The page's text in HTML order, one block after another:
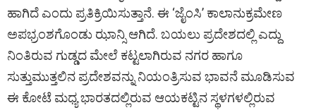
ಹಾಗಿದೆ ಎಂದು ಪ್ರತಿಕ್ರಿಯಿಸುತ್ತಾನೆ. ಈ ‘ಜೈಂಸಿ’ ಕಾಲಾನುಕ್ರಮೇಣ
ಅಪಭ್ರಂಶಗೊಂಡು ಝಾನ್ಸಿ ಆಗಿದೆ. ಬಯಲು ಪ್ರದೇಶದಲ್ಲಿ ಎದ್ದು
ನಿಂತಿರುವ ಗುಡ್ಡದ ಮೇಲೆ ಕಟ್ಟಲಾಗಿರುವ ನಗರ ಹಾಗೂ
ಸುತ್ತುಮುತ್ತಲಿನ ಪ್ರದೇಶವನ್ನು ನಿಯಂತ್ರಿಸುವ ಭಾವನೆ ಮೂಡಿಸುವ
ಈ ಕೋಟೆ ಮಧ್ಯ ಭಾರತದಲ್ಲಿರುವ ಆಯಕಟ್ಟಿನ ಸ್ಥಳಗಳಲ್ಲಿರುವ